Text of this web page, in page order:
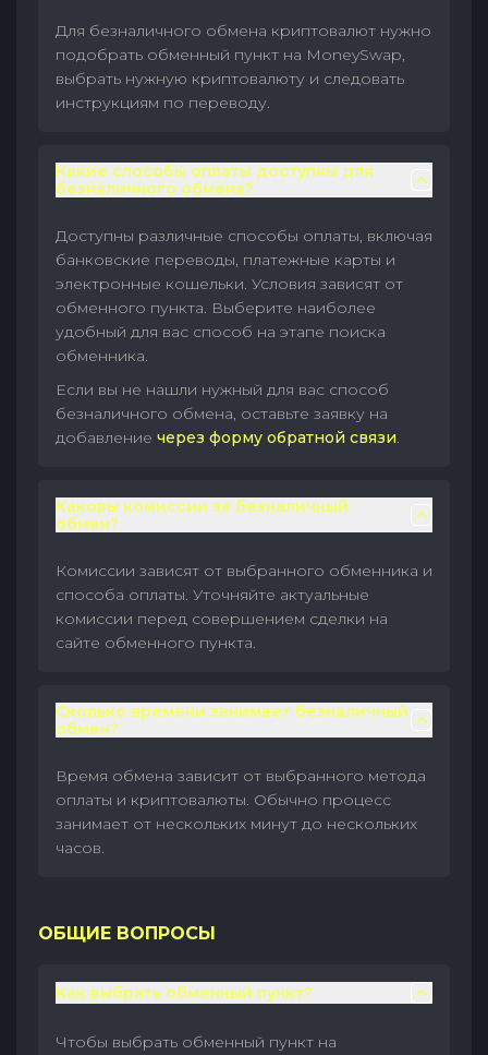
Для безналичного обмена криптовалют нужно
подобрать обменный пункт на MoneySwap,
выбрать нужную криптовалюту и следовать
инструкциям по переводу.
Какие способы оплаты доступны для
безналичного обмена?
Доступны различные способы оплаты, включая
банковские переводы, платежные карты и
электронные кошельки. Условия зависят от
обменного пункта. Выберите наиболее
удобный для вас способ на этапе поиска
обменника.
Если вы не нашли нужный для вас способ
безналичного обмена, оставьте заявку на
добавление через форму обратной связи.
Каковы комиссии за безналичный
обмен?
Комиссии зависят от выбранного обменника и
способа оплаты. Уточняйте актуальные
комиссии перед совершением сделки на
сайте обменного пункта.
Сколько времени занимает безналичный
обмен?
Время обмена зависит от выбранного метода
оплаты и криптовалюты. Обычно процесс
занимает от нескольких минут до нескольких
часов.
ОБЩИЕ ВОПРОСЫ
Как выбрать обменный пункт?
Чтобы выбрать обменный пункт на